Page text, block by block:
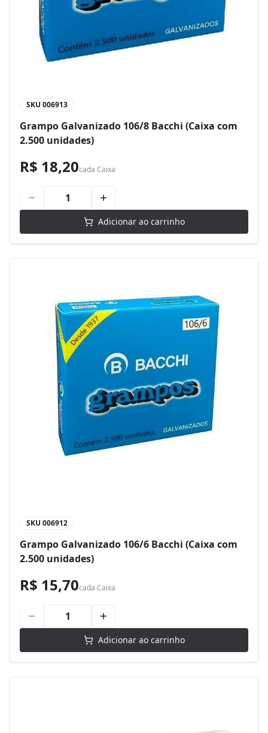
SKU 006913
Grampo Galvanizado 106/8 Bacchi (Caixa com
2.500 unidades)
R$ 18,20cada Caixa
Adicionar ao carrinho
SKU 006912
Grampo Galvanizado 106/6 Bacchi (Caixa com
2.500 unidades)
R$ 15,70cada Caixa
Adicionar ao carrinho